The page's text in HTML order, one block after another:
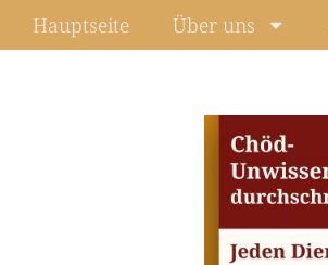
ZumHauptseite Über uns